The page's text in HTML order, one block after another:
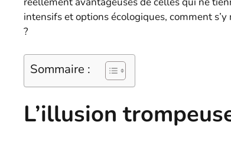
intensifs et options écologiques, comment
?
Sommaire :
L’illusion